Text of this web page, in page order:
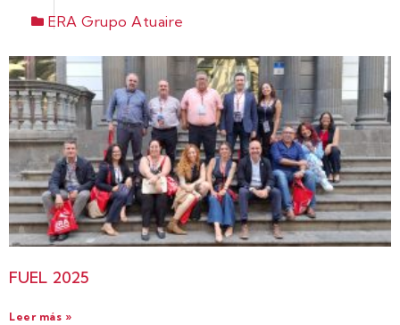
ERA Grupo Atuaire
FUEL 2025
Leer más »